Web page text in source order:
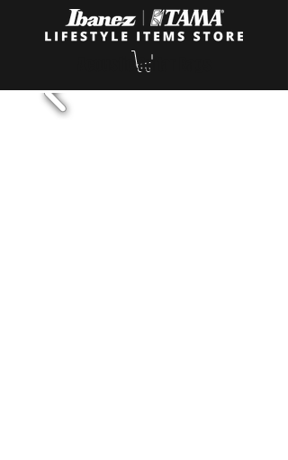
Acoustic Guitar Bags